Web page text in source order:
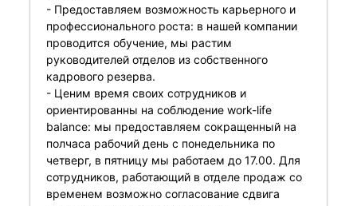
- Предоставляем возможность карьерного и
профессионального роста: в нашей компании
проводится обучение, мы растим
руководителей отделов из собственного
кадрового резерва.
- Ценим время своих сотрудников и
ориентированны на соблюдение work-life
balance: мы предоставляем сокращенный на
полчаса рабочий день с понедельника по
четверг, в пятницу мы работаем до 17.00. Для
сотрудников, работающий в отделе продаж со
временем возможно согласование сдвига